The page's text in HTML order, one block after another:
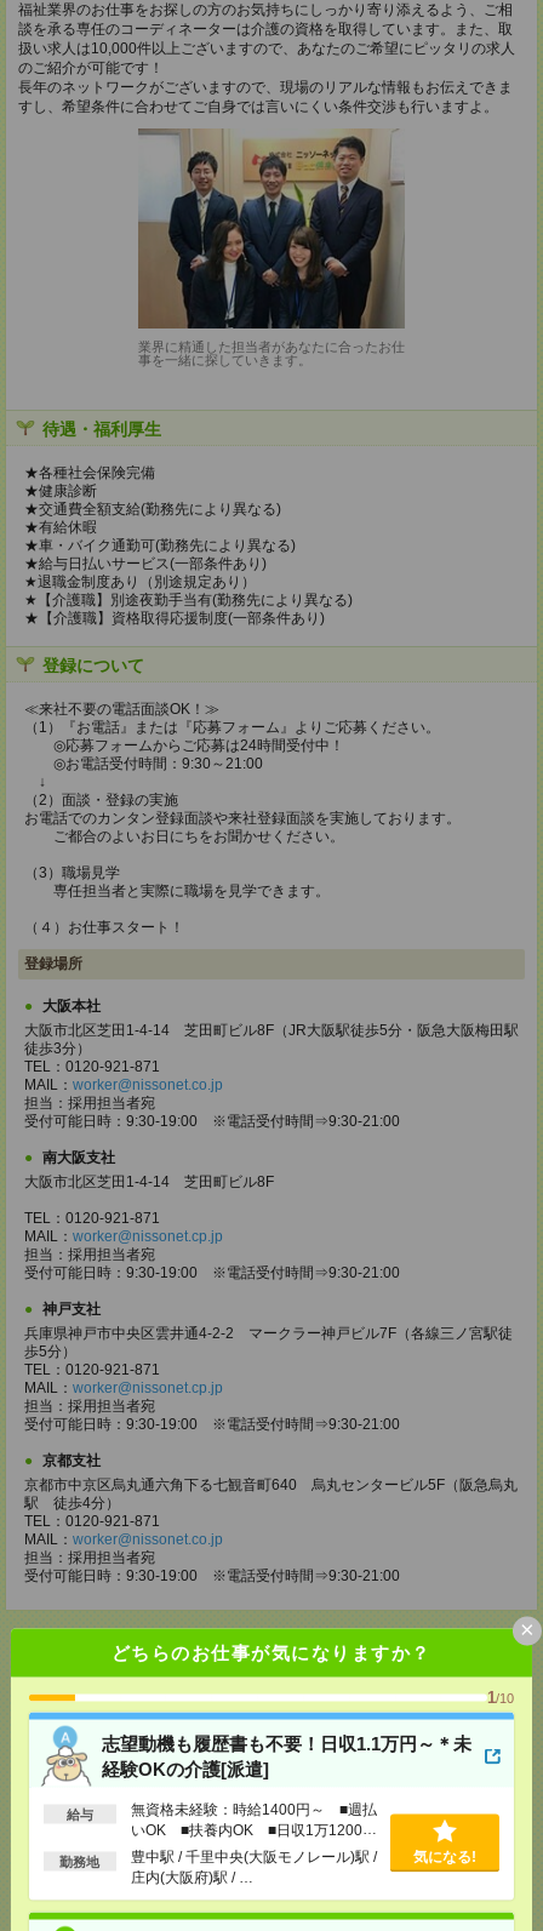
どちらのお仕事が気になりますか？
1/10
志望動機も履歴書も不要！日収1.1万円～＊未
経験OKの介護[派遣]
給与
無資格未経験：時給1400円～ ■週払
いOK ■扶養内OK ■日収1万1200円
以上
勤務地
豊中駅 / 千里中央(大阪モノレール)駅 /
庄内(大阪府)駅 / …
気になる!
×
福祉業界のお仕事をお探しの方のお気持ちにしっかり寄り添えるよう、ご相
談を承る専任のコーディネーターは介護の資格を取得しています。また、取
扱い求人は10,000件以上ございますので、あなたのご希望にピッタリの求人
のご紹介が可能です！
長年のネットワークがございますので、現場のリアルな情報もお伝えできま
すし、希望条件に合わせてご自身では言いにくい条件交渉も行いますよ。
業界に精通した担当者があなたに合ったお仕
事を一緒に探していきます。
待遇・福利厚生
★各種社会保険完備
★健康診断
★交通費全額支給(勤務先により異なる)
★有給休暇
★車・バイク通勤可(勤務先により異なる)
★給与日払いサービス(一部条件あり)
★退職金制度あり（別途規定あり）
★【介護職】別途夜勤手当有(勤務先により異なる)
★【介護職】資格取得応援制度(一部条件あり)
登録について
≪来社不要の電話面談OK！≫
（1）『お電話』または『応募フォーム』よりご応募ください。
◎応募フォームからご応募は24時間受付中！
◎お電話受付時間：9:30～21:00
↓
（2）面談・登録の実施
お電話でのカンタン登録面談や来社登録面談を実施しております。
ご都合のよいお日にちをお聞かせください。
（3）職場見学
専任担当者と実際に職場を見学できます。
（４）お仕事スタート！
登録場所
大阪本社
大阪市北区芝田1-4-14 芝田町ビル8F（JR大阪駅徒歩5分・阪急大阪梅田駅
徒歩3分）
TEL：0120-921-871
MAIL： worker@nissonet.co.jp
担当：採用担当者宛
受付可能日時：9:30-19:00 ※電話受付時間⇒9:30-21:00
南大阪支社
大阪市北区芝田1-4-14 芝田町ビル8F
TEL：0120-921-871
MAIL： worker@nissonet.cp.jp
担当：採用担当者宛
受付可能日時：9:30-19:00 ※電話受付時間⇒9:30-21:00
神戸支社
兵庫県神戸市中央区雲井通4-2-2 マークラー神戸ビル7F（各線三ノ宮駅徒
歩5分）
TEL：0120-921-871
MAIL： worker@nissonet.cp.jp
担当：採用担当者宛
受付可能日時：9:30-19:00 ※電話受付時間⇒9:30-21:00
京都支社
京都市中京区烏丸通六角下る七観音町640 烏丸センタービル5F（阪急烏丸
駅 徒歩4分）
TEL：0120-921-871
MAIL： worker@nissonet.co.jp
担当：採用担当者宛
受付可能日時：9:30-19:00 ※電話受付時間⇒9:30-21:00
応募ページへ
メールで送る LINEで送る